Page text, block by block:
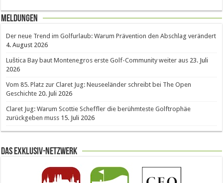
Meldungen
Der neue Trend im Golfurlaub: Warum Prävention den Abschlag verändert
4. August 2026
Luštica Bay baut Montenegros erste Golf-Community weiter aus 23. Juli
2026
Vom 85. Platz zur Claret Jug: Neuseeländer schreibt bei The Open
Geschichte 20. Juli 2026
Claret Jug: Warum Scottie Scheffler die berühmteste Golftrophäe
zurückgeben muss 15. Juli 2026
Das Exklusiv-Netzwerk